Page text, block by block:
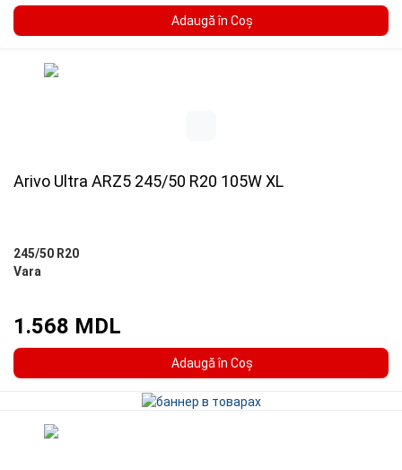
Adaugă în Coş
Arivo Ultra ARZ5 245/50 R20 105W XL
245/50 R20
Vara
1.568 MDL
Adaugă în Coş